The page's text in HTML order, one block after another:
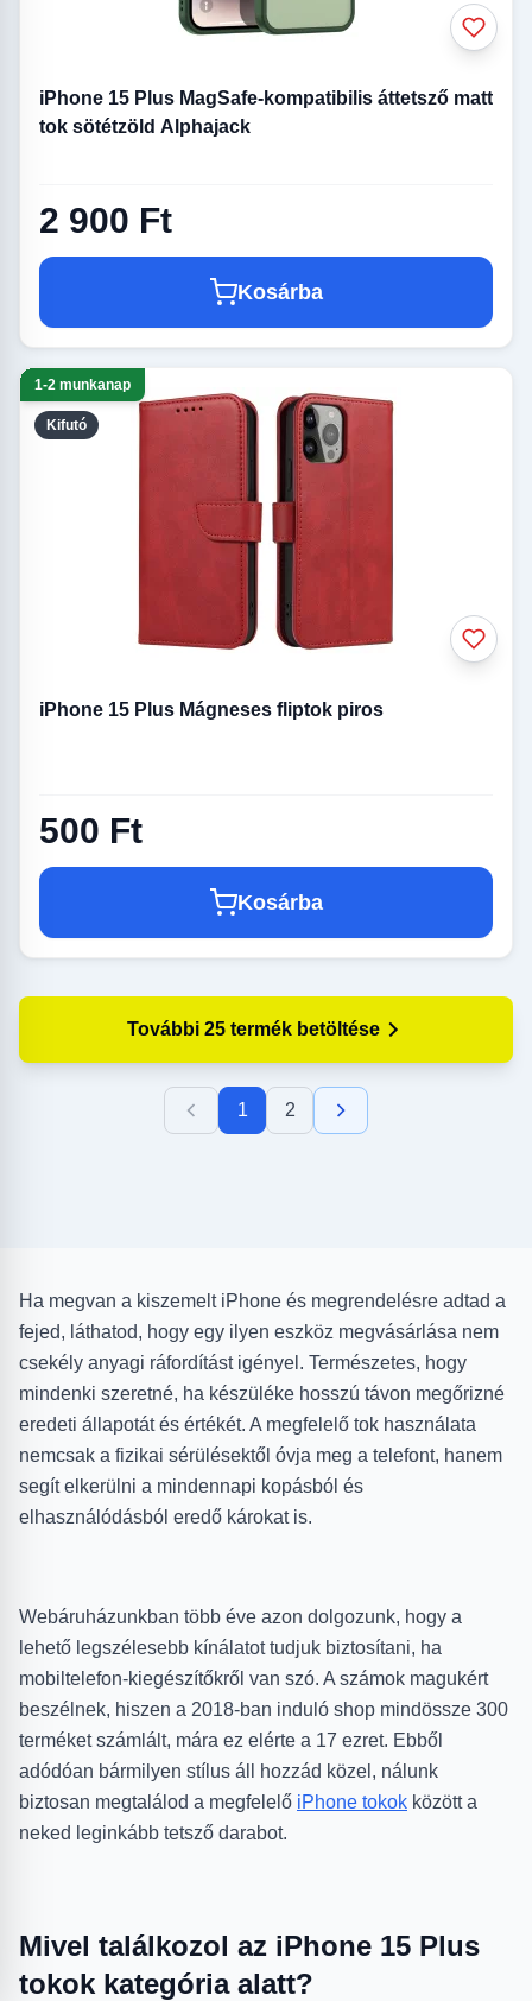
iPhone 15 Plus MagSafe-kompatibilis áttetsző matt
tok sötétzöld Alphajack
2 900 Ft
Kosárba
Kifutó
1-2 munkanap
iPhone 15 Plus Mágneses fliptok piros
500 Ft
Kosárba
További 25 termék betöltése
1 2
Ha megvan a kiszemelt iPhone és megrendelésre adtad a
fejed, láthatod, hogy egy ilyen eszköz megvásárlása nem
csekély anyagi ráfordítást igényel. Természetes, hogy
mindenki szeretné, ha készüléke hosszú távon megőrizné
eredeti állapotát és értékét. A megfelelő tok használata
nemcsak a fizikai sérülésektől óvja meg a telefont, hanem
segít elkerülni a mindennapi kopásból és
elhasználódásból eredő károkat is.
Webáruházunkban több éve azon dolgozunk, hogy a
lehető legszélesebb kínálatot tudjuk biztosítani, ha
mobiltelefon-kiegészítőkről van szó. A számok magukért
beszélnek, hiszen a 2018-ban induló shop mindössze 300
terméket számlált, mára ez elérte a 17 ezret. Ebből
adódóan bármilyen stílus áll hozzád közel, nálunk
biztosan megtalálod a megfelelő iPhone tokok között a
neked leginkább tetsző darabot.
Mivel találkozol az iPhone 15 Plus
tokok kategória alatt?